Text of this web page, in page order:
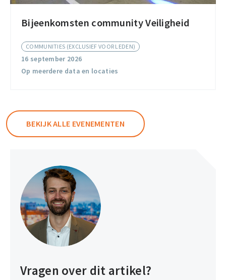
Bijeenkomsten community Veiligheid
COMMUNITIES (EXCLUSIEF VOOR LEDEN)
16 september 2026
Op meerdere data en locaties
Bijeenkomsten
Veiligheid
BEKIJK ALLE EVENEMENTEN
Vragen over dit artikel?